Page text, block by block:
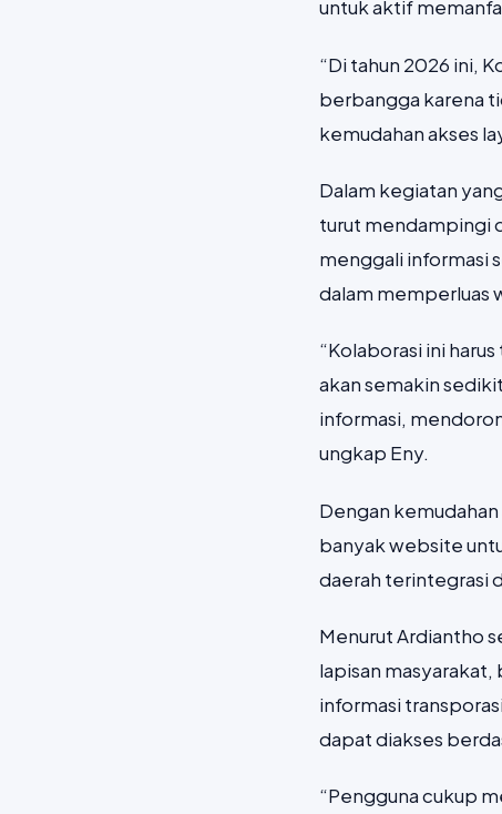
untuk aktif
“Di tahun 2026 ini,
berbangga karena
kemudahan akses
Dalam kegiatan
turut mendampingi
menggali informasi
dalam memperluas
“Kolaborasi ini
akan semakin
informasi,
ungkap Eny.
Dengan
banyak website
daerah terintegrasi
Menurut Ardiantho
lapisan masyarakat,
informasi
dapat diakses
“Pengguna cukup